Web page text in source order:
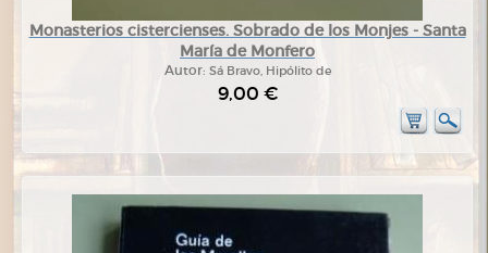
Monasterios cistercienses. Sobrado de los Monjes - Santa
María de Monfero
Autor: Sá Bravo, Hipólito de
9,00 €